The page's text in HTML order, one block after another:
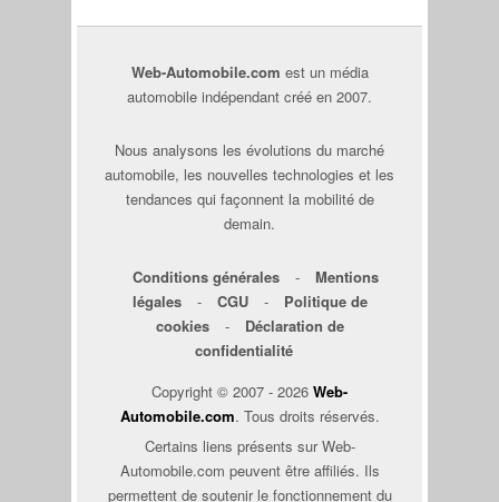
Web-Automobile.com est un média
automobile indépendant créé en 2007.
Nous analysons les évolutions du marché
automobile, les nouvelles technologies et les
tendances qui façonnent la mobilité de
demain.
Conditions générales -
Mentions
légales
- CGU -
Politique de
cookies
-
Déclaration de
confidentialité
Copyright © 2007 - 2026 Web-
Automobile.com. Tous droits réservés.
Certains liens présents sur Web-
Automobile.com peuvent être affiliés. Ils
permettent de soutenir le fonctionnement du